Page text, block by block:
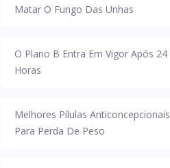
Matar O Fungo Das Unhas
O Plano B Entra Em Vigor Após 24
Horas
Melhores Pílulas Anticoncepcionais
Para Perda De Peso